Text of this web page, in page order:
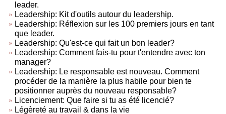
leader.
Leadership: Kit d'outils autour du leadership.
Leadership: Réflexion sur les 100 premiers jours en tant
que leader.
Leadership: Qu'est-ce qui fait un bon leader?
Leadership: Comment fais-tu pour t'entendre avec ton
manager?
Leadership: Le responsable est nouveau. Comment
procéder de la manière la plus habile pour bien te
positionner auprès du nouveau responsable?
Licenciement: Que faire si tu as été licencié?
Légèreté au travail & dans la vie